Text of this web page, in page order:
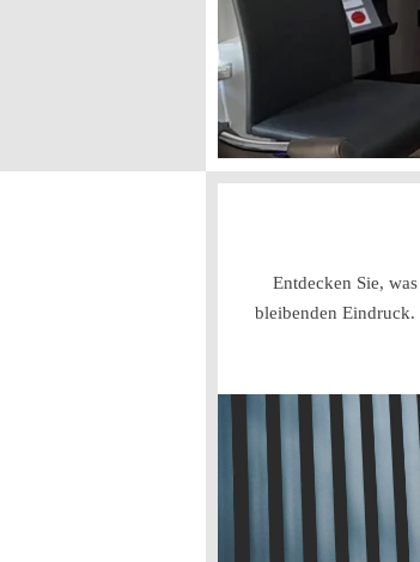
Entdecken Sie,
bleibenden Eindruck.